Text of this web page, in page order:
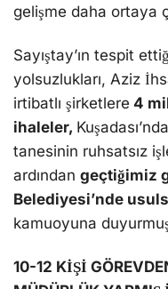
gelişme daha ortaya
Sayıştay’ın tespit
yolsuzlukları, Aziz
irtibatlı şirketlere 4
ihaleler,
tanesinin ruhsatsız
ardından geçtiğimiz
Belediyesi’nde
kamuoyuna
10-12 KİŞİ